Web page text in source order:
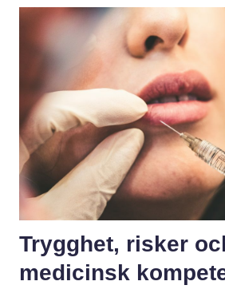
Trygghet, risker
medicinsk